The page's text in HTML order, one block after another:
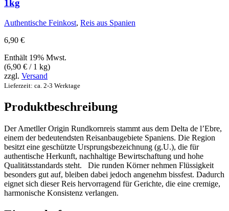
1kg
Authentische Feinkost, Reis aus Spanien
6,90 €
Enthält 19% Mwst.
(6,90 € / 1 kg)
zzgl. Versand
Lieferzeit: ca. 2-3 Werktage
Produktbeschreibung
Der Ametller Origin Rundkornreis stammt aus dem Delta de l’Ebre,
einem der bedeutendsten Reisanbaugebiete Spaniens. Die Region
besitzt eine geschützte Ursprungsbezeichnung (g.U.), die für
authentische Herkunft, nachhaltige Bewirtschaftung und hohe
Qualitätsstandards steht. Die runden Körner nehmen Flüssigkeit
besonders gut auf, bleiben dabei jedoch angenehm bissfest. Dadurch
eignet sich dieser Reis hervorragend für Gerichte, die eine cremige,
harmonische Konsistenz verlangen.